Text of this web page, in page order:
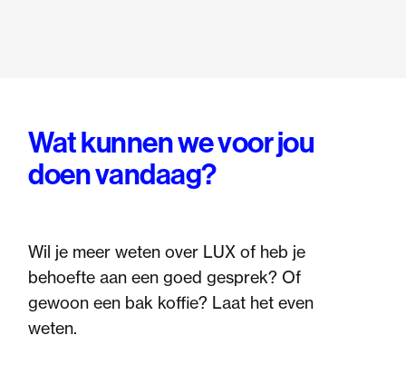
Wat kunnen we voor jou
doen vandaag?
Wil je meer weten over LUX of heb je
behoefte aan een goed gesprek? Of
gewoon een bak koffie? Laat het even
weten.